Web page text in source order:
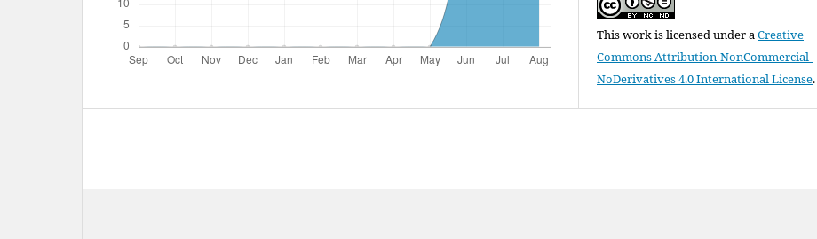
This work is licensed under aCreative
Commons Attribution-NonCommercial-
NoDerivatives 4.0 International License.